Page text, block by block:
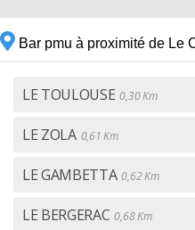
Bar pmu à proximité de Le
LE TOULOUSE 0,30 Km
LE ZOLA 0,61 Km
LE GAMBETTA 0,62 Km
LE BERGERAC 0,68 Km